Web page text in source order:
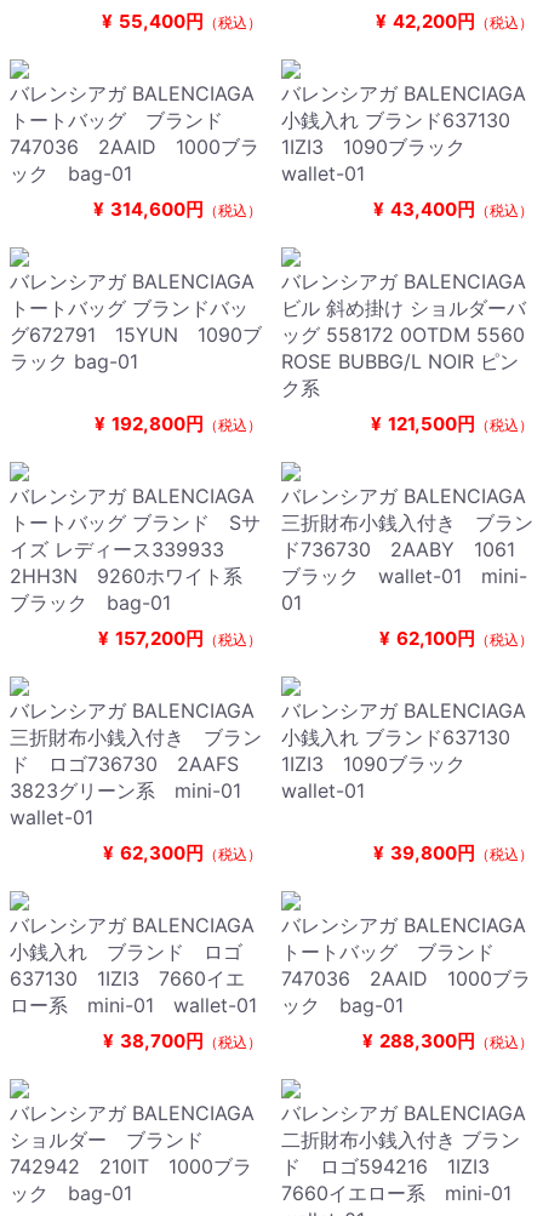
¥ 55,400円 （税込） ¥ 42,200円 （税込）
バレンシアガ BALENCIAGA
トートバッグ ブランド
747036 2AAID 1000ブラ
ック bag-01
¥ 314,600円 （税込）
バレンシアガ BALENCIAGA
小銭入れ ブランド637130
1IZI3 1090ブラック
wallet-01
¥ 43,400円 （税込）
バレンシアガ BALENCIAGA
トートバッグ ブランドバッ
グ672791 15YUN 1090ブ
ラック bag-01
¥ 192,800円 （税込）
バレンシアガ BALENCIAGA
ビル 斜め掛け ショルダーバ
ッグ 558172 0OTDM 5560
ROSE BUBBG/L NOIR ピン
ク系
¥ 121,500円 （税込）
バレンシアガ BALENCIAGA
トートバッグ ブランド Sサ
イズ レディース339933
2HH3N 9260ホワイト系
ブラック bag-01
¥ 157,200円 （税込）
バレンシアガ BALENCIAGA
三折財布小銭入付き ブラン
ド736730 2AABY 1061
ブラック wallet-01 mini-
01
¥ 62,100円 （税込）
バレンシアガ BALENCIAGA
三折財布小銭入付き ブラン
ド ロゴ736730 2AAFS
3823グリーン系 mini-01
wallet-01
¥ 62,300円 （税込）
バレンシアガ BALENCIAGA
小銭入れ ブランド637130
1IZI3 1090ブラック
wallet-01
¥ 39,800円 （税込）
バレンシアガ BALENCIAGA
小銭入れ ブランド ロゴ
637130 1IZI3 7660イエ
ロー系 mini-01 wallet-01
¥ 38,700円 （税込）
バレンシアガ BALENCIAGA
トートバッグ ブランド
747036 2AAID 1000ブラ
ック bag-01
¥ 288,300円 （税込）
バレンシアガ BALENCIAGA
ショルダー ブランド
742942 210IT 1000ブラ
ック bag-01
バレンシアガ BALENCIAGA
二折財布小銭入付き ブラン
ド ロゴ594216 1IZI3
7660イエロー系 mini-01